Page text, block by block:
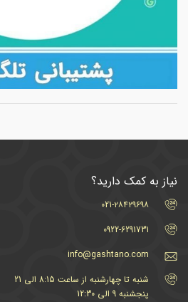
نیاز به کمک دارید؟
021-۲۸۴۲۹۶۹۸
0922-6291731
info@gashtano.com
شنبه تا چهارشنبه از ساعت 8:15 الی 21
پنجشنبه 9 الی 12:30